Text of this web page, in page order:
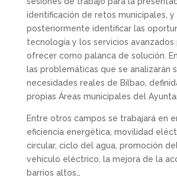
identificación de retos municipales, y
posteriormente identificar las
tecnología y los servicios avanzados
ofrecer como palanca de solución.
las problemáticas que se analizarán
necesidades reales de Bilbao,
propias Áreas municipales del
Entre otros campos se trabajará en
eficiencia energética, movilidad
circular, ciclo del agua, promoción
vehículo eléctrico, la mejora de la
barrios altos…